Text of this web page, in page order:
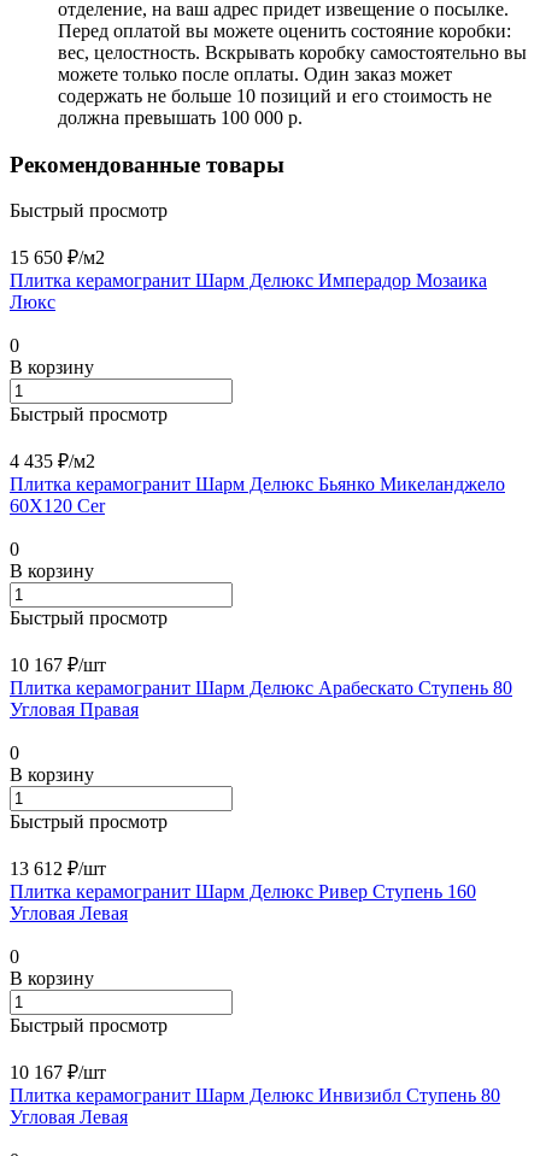
отделение, на ваш адрес придет извещение о посылке.
Перед оплатой вы можете оценить состояние коробки:
вес, целостность. Вскрывать коробку самостоятельно вы
можете только после оплаты. Один заказ может
содержать не больше 10 позиций и его стоимость не
должна превышать 100 000 р.
Рекомендованные товары
Быстрый просмотр
15 650 ₽/м2
Плитка керамогранит Шарм Делюкс Имперадор Мозаика
Люкс
0
В корзину
Быстрый просмотр
4 435 ₽/м2
Плитка керамогранит Шарм Делюкс Бьянко Микеланджело
60X120 Cer
0
В корзину
Быстрый просмотр
10 167 ₽/шт
Плитка керамогранит Шарм Делюкс Арабескато Ступень 80
Угловая Правая
0
В корзину
Быстрый просмотр
13 612 ₽/шт
Плитка керамогранит Шарм Делюкс Ривер Ступень 160
Угловая Левая
0
В корзину
Быстрый просмотр
10 167 ₽/шт
Плитка керамогранит Шарм Делюкс Инвизибл Ступень 80
Угловая Левая